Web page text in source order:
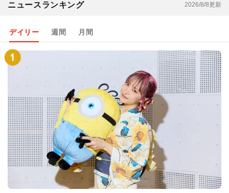
ニュースランキング 2026/8/8更新
デイリー 週間 月間